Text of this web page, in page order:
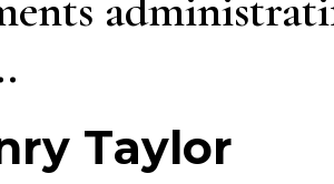
Taylor